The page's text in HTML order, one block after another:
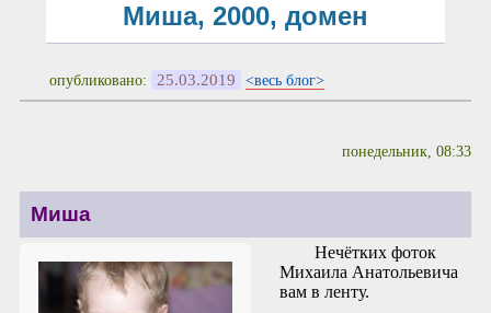
Миша, 2000, домен
опубликовано: 25.03.2019 <весь блог>
понедельник, 08:33
Миша
Нечётких фоток
Михаила Анатольевича
вам в ленту.